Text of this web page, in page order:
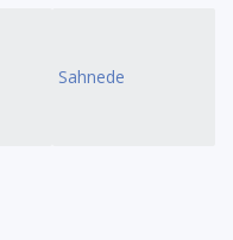
Sahnede